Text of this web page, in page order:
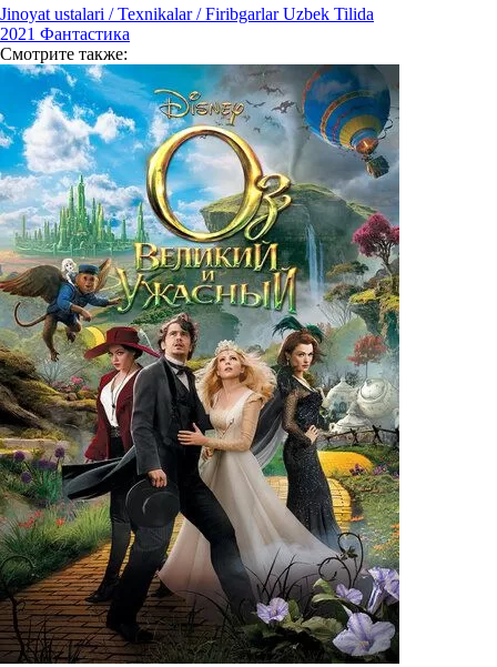
Jinoyat ustalari / Texnikalar / Firibgarlar Uzbek Tilida
2021 Фантастика
Смотрите также: